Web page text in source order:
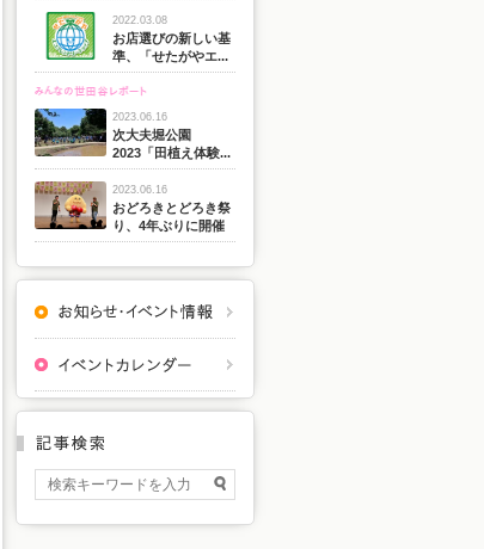
2022.03.08
お店選びの新しい基
準、「せたがやエ...
2023.06.16
次大夫堀公園
2023「田植え体験...
2023.06.16
おどろきとどろき祭
り、4年ぶりに開催